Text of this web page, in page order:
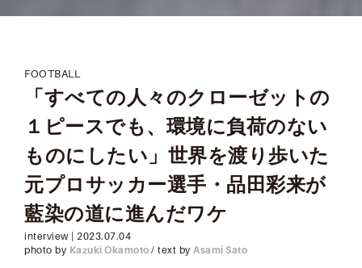
FOOTBALL
「すべての人々のクローゼットの
１ピースでも、環境に負荷のない
ものにしたい」世界を渡り歩いた
元プロサッカー選手・品田彩来が
藍染の道に進んだワケ
interview
2023.07.04
photo by Kazuki Okamoto / text by Asami Sato